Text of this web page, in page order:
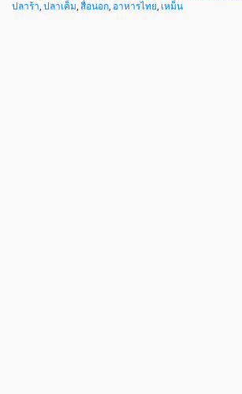
ปลาร้า, ปลาเค็ม, สื่อนอก, อาหารไทย, เหม็น